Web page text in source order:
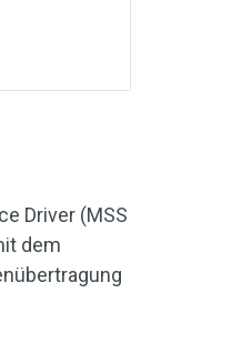
Driver (MSS
dem